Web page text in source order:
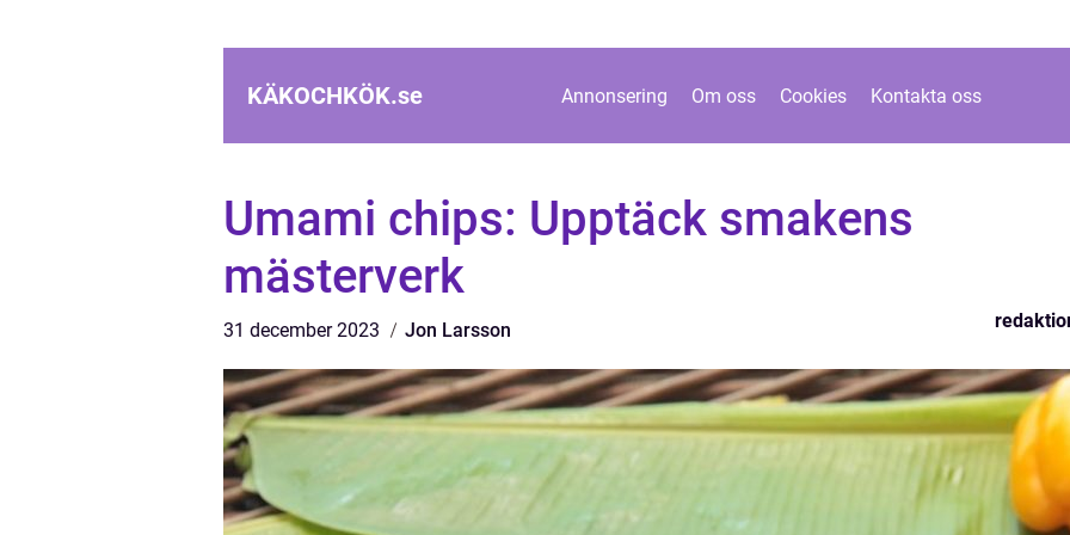
KÄKOCHKÖK.se Annonsering Om oss Cookies Kontakta oss
Umami chips: Upptäck smakens
mästerverk
31 december 2023 Jon Larsson